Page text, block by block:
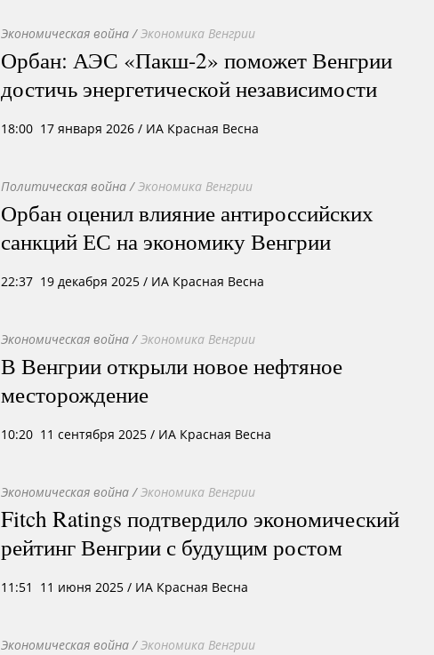
Экономическая война /Экономика Венгрии
Орбан: АЭС «Пакш-2» поможет Венгрии
достичь энергетической независимости
18:00 17 января 2026 / ИА Красная Весна
Политическая война /Экономика Венгрии
Орбан оценил влияние антироссийских
санкций ЕС на экономику Венгрии
22:37 19 декабря 2025 / ИА Красная Весна
Экономическая война /Экономика Венгрии
В Венгрии открыли новое нефтяное
месторождение
10:20 11 сентября 2025 / ИА Красная Весна
Экономическая война /Экономика Венгрии
Fitch Ratings подтвердило экономический
рейтинг Венгрии с будущим ростом
11:51 11 июня 2025 / ИА Красная Весна
Экономическая война /Экономика Венгрии